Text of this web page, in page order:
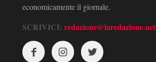
economicamente il giornale.
SCRIVICI: redazione@laredazione.net